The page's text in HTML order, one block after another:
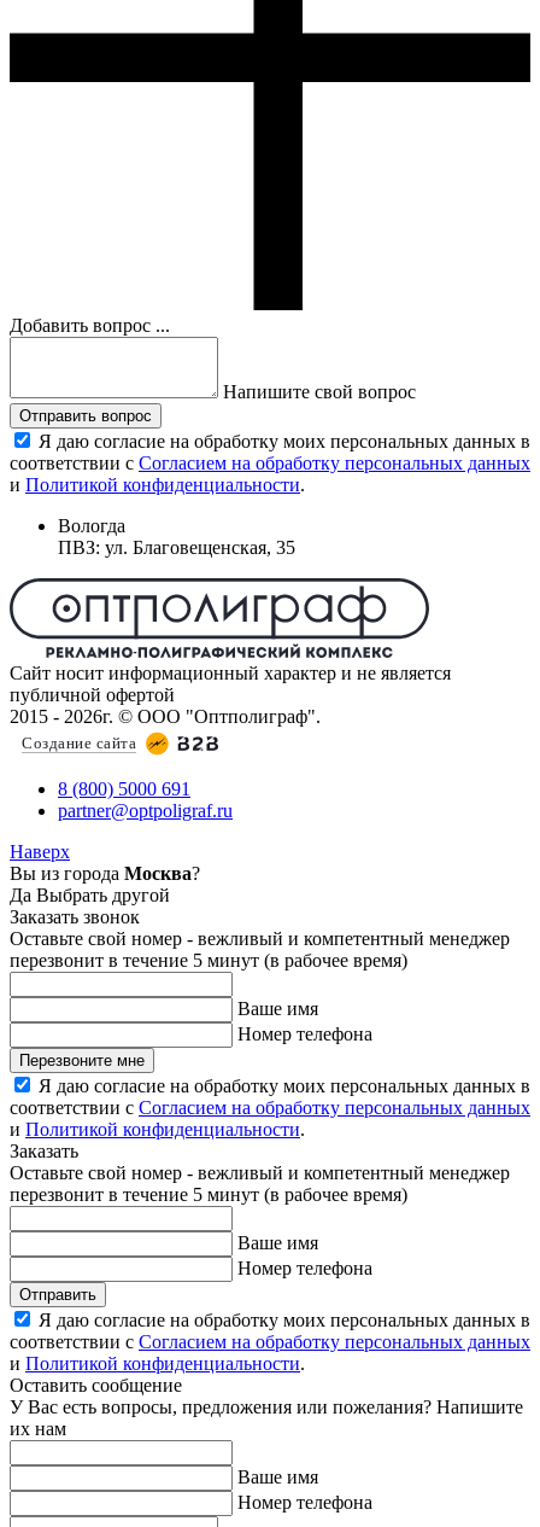
Добавить вопрос ...
Напишите свой вопрос
Отправить вопрос
Я даю согласие на обработку моих персональных данных в
соответствии с Согласием на обработку персональных данных
и Политикой конфиденциальности.
Вологда
ПВЗ: ул. Благовещенская, 35
Сайт носит информационный характер и не является
публичной офертой
2015 - 2026г. © ООО "Оптполиграф".
Создание сайта
8 (800) 5000 691
partner@optpoligraf.ru
Наверх
Вы из города Москва?
Да Выбрать другой
Заказать звонок
Оставьте свой номер - вежливый и компетентный менеджер
перезвонит в течение 5 минут (в рабочее время)
Ваше имя
Номер телефона
Перезвоните мне
Я даю согласие на обработку моих персональных данных в
соответствии с Согласием на обработку персональных данных
и Политикой конфиденциальности.
Заказать
Оставьте свой номер - вежливый и компетентный менеджер
перезвонит в течение 5 минут (в рабочее время)
Ваше имя
Номер телефона
Отправить
Я даю согласие на обработку моих персональных данных в
соответствии с Согласием на обработку персональных данных
и Политикой конфиденциальности.
Оставить сообщение
У Вас есть вопросы, предложения или пожелания? Напишите
их нам
Ваше имя
Номер телефона